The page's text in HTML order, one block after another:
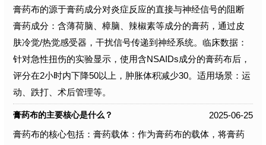
膏药布的源于膏药成分对炎症反应的直接与神经信号的阻断
膏药成分：含薄荷脑、樟脑、辣椒素等成分的膏药，通过皮
肤冷觉/热觉感受器，干扰信号传递到神经系统。临床数据：
针对急性扭伤的实验显示，使用含NSAIDs成分的膏药布后，
评分在2小时内下降50以上，肿胀体积减少30。适用场景：运
动、跌打、术后管理等。
膏药布的主要核心是什么？
2025-06-25
膏药布的核心包括：膏药载体：作为膏药布的载体，将膏药